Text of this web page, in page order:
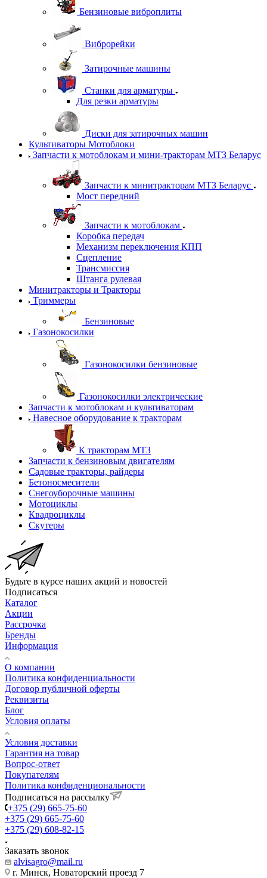
Бензиновые виброплиты
Виброрейки
Затирочные машины
Станки для арматуры
Для резки арматуры
Диски для затирочных машин
Культиваторы Мотоблоки
Запчасти к мотоблокам и мини-тракторам МТЗ Беларус
Запчасти к минитракторам МТЗ Беларус
Мост передний
Запчасти к мотоблокам
Коробка передач
Механизм переключения КПП
Сцепление
Трансмиссия
Штанга рулевая
Минитракторы и Тракторы
Триммеры
Бензиновые
Газонокосилки
Газонокосилки бензиновые
Газонокосилки электрические
Запчасти к мотоблокам и культиваторам
Навесное оборудование к тракторам
К тракторам МТЗ
Запчасти к бензиновым двигателям
Садовые тракторы, райдеры
Бетоносмесители
Снегоуборочные машины
Мотоциклы
Квадроциклы
Скутеры
Будьте в курсе наших акций и новостей
Подписаться
Каталог
Акции
Рассрочка
Бренды
Информация
О компании
Политика конфиденциальности
Договор публичной оферты
Реквизиты
Блог
Условия оплаты
Условия доставки
Гарантия на товар
Вопрос-ответ
Покупателям
Политика конфиденциональности
Подписаться на рассылку
+375 (29) 665-75-60
+375 (29) 665-75-60
+375 (29) 608-82-15
Заказать звонок
alvisagro@mail.ru
г. Минск, Новаторский проезд 7